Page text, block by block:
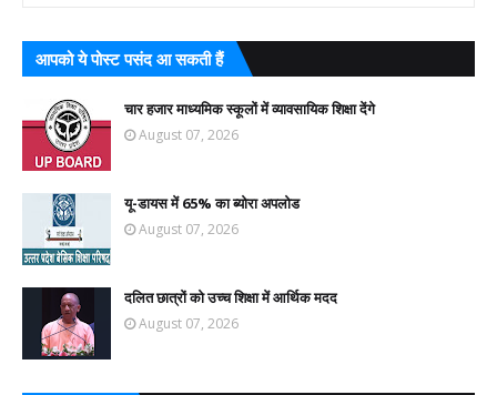
आपको ये पोस्ट पसंद आ सकती हैं
चार हजार माध्यमिक स्कूलों में व्यावसायिक शिक्षा देंगे
August 07, 2026
यू-डायस में 65% का ब्योरा अपलोड
August 07, 2026
दलित छात्रों को उच्च शिक्षा में आर्थिक मदद
August 07, 2026